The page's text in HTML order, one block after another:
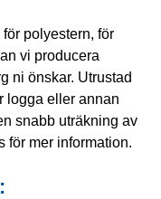
polyestern, för
vi producera
ni önskar. Utrustad
logga eller annan
snabb uträkning av
för mer information.